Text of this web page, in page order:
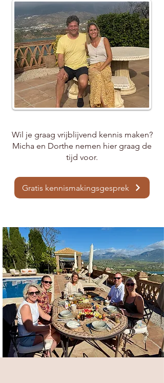
Wil je graag vrijblijvend kennis maken?
Micha en Dorthe nemen hier graag de
tijd voor.
Gratis kennismakingsgesprek